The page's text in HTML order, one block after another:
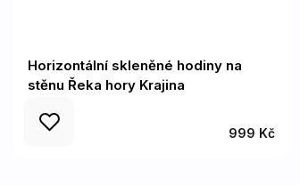
Horizontální skleněné hodiny na
stěnu Řeka hory Krajina
999 Kč